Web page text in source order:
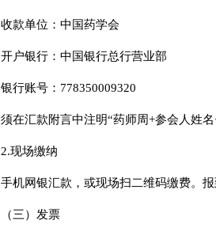
收款单位：中国药学会
开户银行：中国银行总行营业部
银行账号：778350009320
须在汇款附言中注明“药师周+参会人姓名
2.现场缴纳
手机网银汇款，或现场扫二维码缴费。
（三）发票